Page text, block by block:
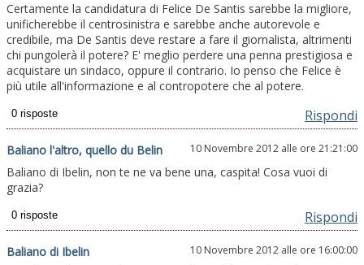
Certamente la candidatura di Felice De Santis sarebbe la migliore,
unificherebbe il centrosinistra e sarebbe anche autorevole e
credibile, ma De Santis deve restare a fare il giornalista, altrimenti
chi pungolerà il potere? E' meglio perdere una penna prestigiosa e
acquistare un sindaco, oppure il contrario. Io penso che Felice è
più utile all'informazione e al contropotere che al potere.
Rispondi
Baliano l'altro, quello du Belin 10 Novembre 2012 alle ore 21:21:00
Baliano di Ibelin, non te ne va bene una, caspita! Cosa vuoi di
grazia?
Rispondi
Baliano di Ibelin 10 Novembre 2012 alle ore 16:00:00